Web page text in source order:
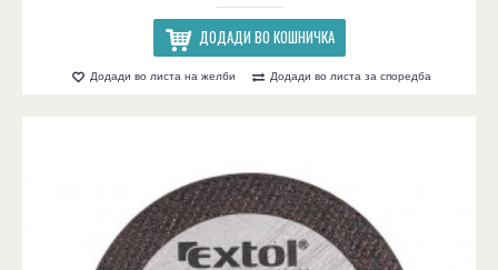
ДОДАДИ ВО КОШНИЧКА
Додади во листа на желби Додади во листа за споредба